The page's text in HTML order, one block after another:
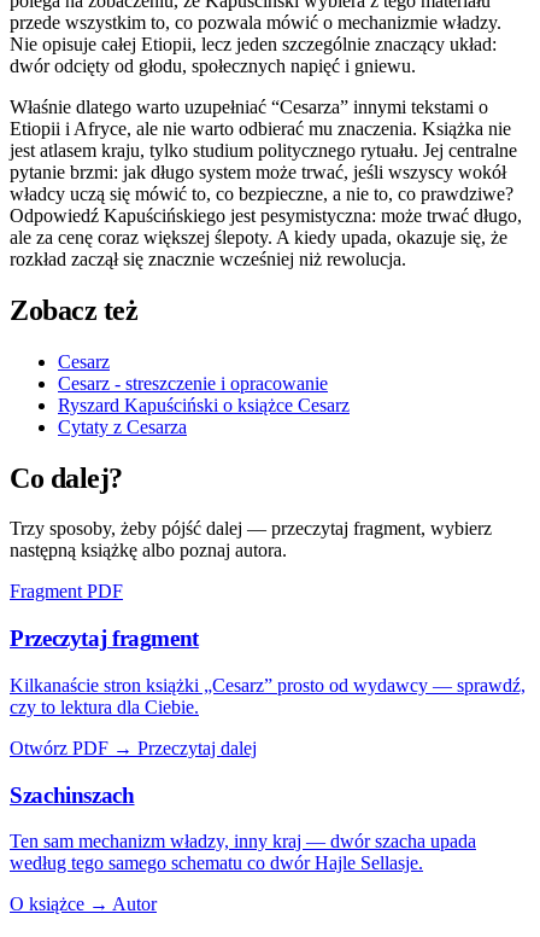
przede wszystkim to, co pozwala mówić o mechanizmie władzy.
Nie opisuje całej Etiopii, lecz jeden szczególnie znaczący układ:
dwór odcięty od głodu, społecznych napięć i gniewu.
Właśnie dlatego warto uzupełniać “Cesarza” innymi tekstami o
Etiopii i Afryce, ale nie warto odbierać mu znaczenia. Książka nie
jest atlasem kraju, tylko studium politycznego rytuału. Jej centralne
pytanie brzmi: jak długo system może trwać, jeśli wszyscy wokół
władcy uczą się mówić to, co bezpieczne, a nie to, co prawdziwe?
Odpowiedź Kapuścińskiego jest pesymistyczna: może trwać długo,
ale za cenę coraz większej ślepoty. A kiedy upada, okazuje się, że
rozkład zaczął się znacznie wcześniej niż rewolucja.
Zobacz też
Cesarz
Cesarz - streszczenie i opracowanie
Ryszard Kapuściński o książce Cesarz
Cytaty z Cesarza
Co dalej?
Trzy sposoby, żeby pójść dalej — przeczytaj fragment, wybierz
następną książkę albo poznaj autora.
Fragment PDF
Przeczytaj fragment
Kilkanaście stron książki „Cesarz” prosto od wydawcy — sprawdź,
czy to lektura dla Ciebie.
Otwórz PDF → Przeczytaj dalej
Szachinszach
Ten sam mechanizm władzy, inny kraj — dwór szacha upada
według tego samego schematu co dwór Hajle Sellasje.
O książce → Autor